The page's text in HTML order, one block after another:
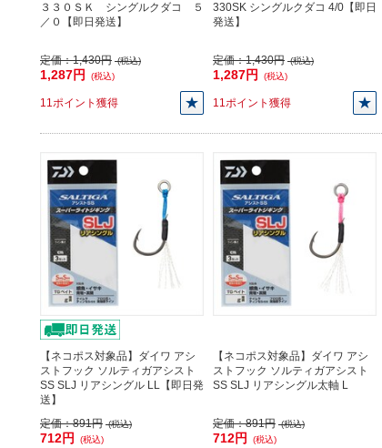
３３０ＳＫ シングルクダコ ５
／０【即日発送】
定価：1,430円 (税込)
1,287円 (税込)
11ポイント獲得
330SK シングルクダコ 4/0【即日
発送】
定価：1,430円 (税込)
1,287円 (税込)
11ポイント獲得
【ネコポス対象品】ダイワ アシ
ストフック ソルティガアシスト
SS SLJ リアシングル LL【即日発
送】
定価：891円 (税込)
712円 (税込)
【ネコポス対象品】ダイワ アシ
ストフック ソルティガアシスト
SS SLJ リアシングル太軸 L
定価：891円 (税込)
712円 (税込)